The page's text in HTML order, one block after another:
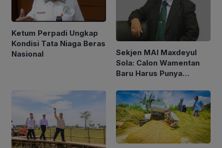
Ketum Perpadi Ungkap
Kondisi Tata Niaga Beras
Nasional
Sekjen MAI Maxdeyul
Sola: Calon Wamentan
Baru Harus Punya
Holistik